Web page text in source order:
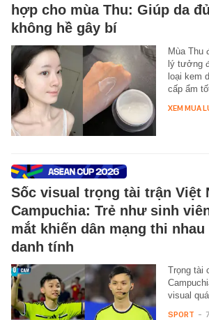
hợp cho mùa Thu: Giúp da
không hề gây bí
Mùa Thu
lý tưởng
loại kem
cấp ẩm
XEM MUA
Sốc visual trọng tài trận Việt
Campuchia: Trẻ như sinh
mắt khiến dân mạng thi
danh tính
Trọng tài
visual
SPORT -